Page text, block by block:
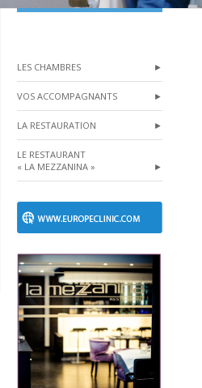
LES CHAMBRES ►
VOS ACCOMPAGNANTS ►
LA RESTAURATION ►
LE RESTAURANT
« LA MEZZANINA »
►